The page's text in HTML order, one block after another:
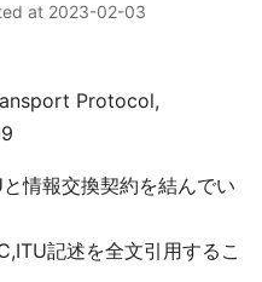
at 2023-02-03
Protocol,
情報交換契約を結んでい
記述を全文引用するこ